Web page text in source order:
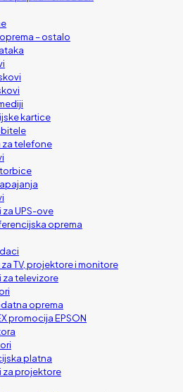
– ostalo
kartice
za telefone
torbice
UPS-ove
oprema
TV, projektore i monitore
za televizore
oprema
promocija EPSON
platna
za projektore